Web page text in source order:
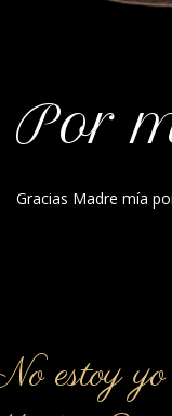
Por
Gracias Madre mía
estoy yo